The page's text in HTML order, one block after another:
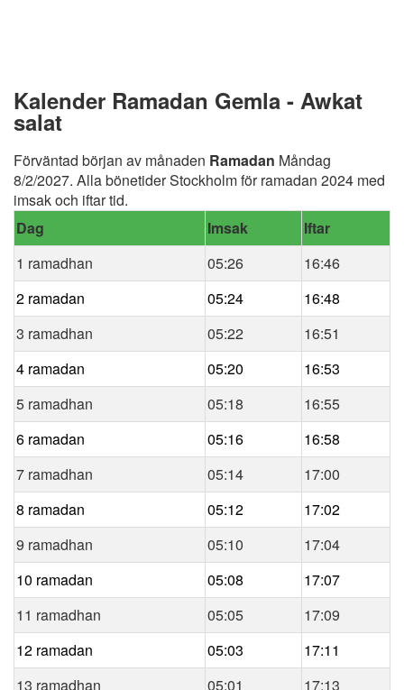
Kalender Ramadan Gemla - Awkat
salat
Förväntad början av månaden Ramadan Måndag
8/2/2027. Alla bönetider Stockholm för ramadan 2024 med
imsak och iftar tid.
Dag
Imsak
Iftar
1 ramadhan
05:26
16:46
2 ramadan
05:24
16:48
3 ramadhan
05:22
16:51
4 ramadan
05:20
16:53
5 ramadhan
05:18
16:55
6 ramadan
05:16
16:58
7 ramadhan
05:14
17:00
8 ramadan
05:12
17:02
9 ramadhan
05:10
17:04
10 ramadan
05:08
17:07
11 ramadhan
05:05
17:09
12 ramadan
05:03
17:11
13 ramadhan
05:01
17:13